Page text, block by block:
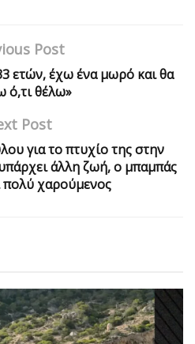
Post
ετών, έχω ένα μωρό και θα
ό,τι θέλω»
Post
για το πτυχίο της στην
άλλη ζωή, ο μπαμπάς
πολύ χαρούμενος